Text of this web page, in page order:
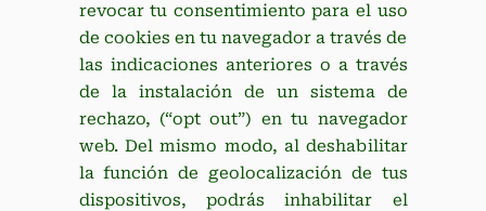
revocar tu consentimiento para el uso
de cookies en tu navegador a través de
las indicaciones anteriores o a través
de la instalación de un sistema de
rechazo, (“opt out”) en tu navegador
web. Del mismo modo, al deshabilitar
la función de geolocalización de tus
dispositivos, podrás inhabilitar el